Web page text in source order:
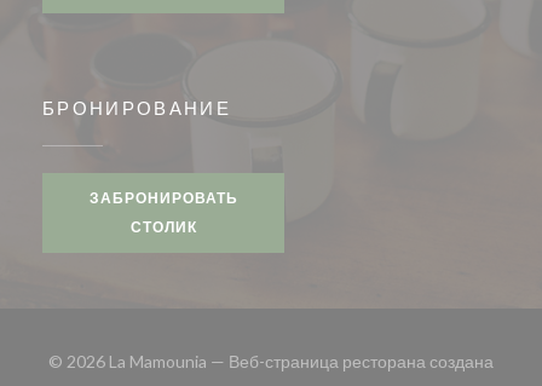
БРОНИРОВАНИЕ
ЗАБРОНИРОВАТЬ
СТОЛИК
© 2026 La Mamounia — Веб-страница ресторана создана